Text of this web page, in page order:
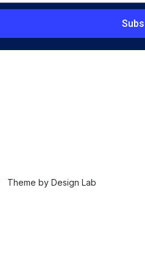
Theme by Design Lab